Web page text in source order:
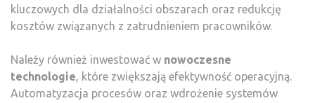
kluczowych dla działalności obszarach oraz redukcję
kosztów związanych z zatrudnieniem pracowników.
Należy również inwestować w nowoczesne
technologie, które zwiększają efektywność operacyjną.
Automatyzacja procesów oraz wdrożenie systemów